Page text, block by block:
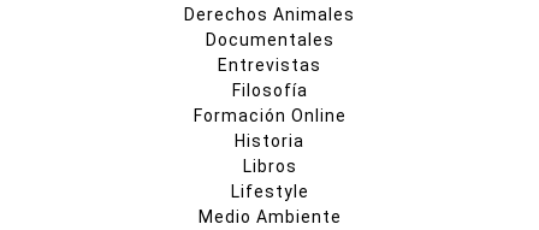
Derechos Animales
Documentales
Entrevistas
Filosofía
Formación Online
Historia
Libros
Lifestyle
Medio Ambiente